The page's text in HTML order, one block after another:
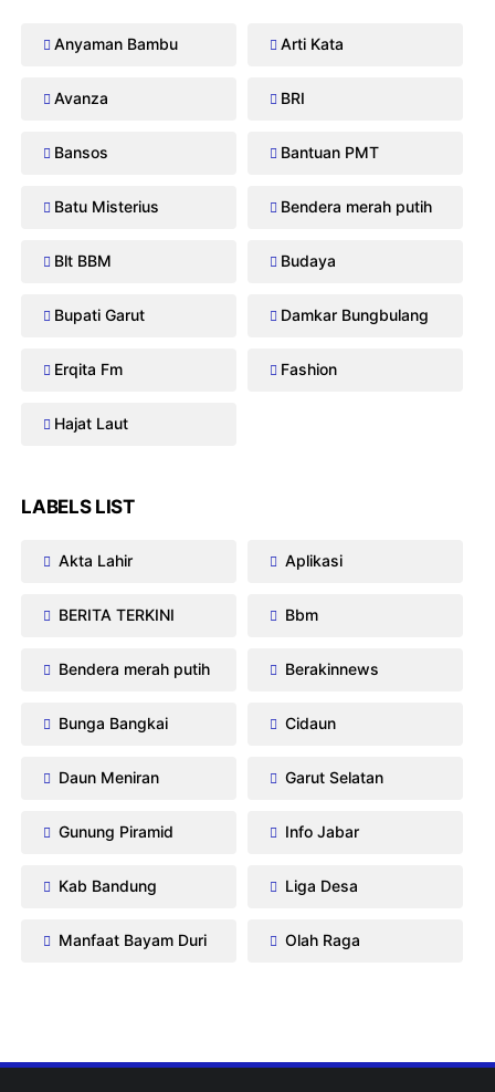
Anyaman Bambu Arti Kata
Avanza BRI
Bansos Bantuan PMT
Batu Misterius Bendera merah putih
Blt BBM Budaya
Bupati Garut Damkar Bungbulang
Erqita Fm Fashion
Hajat Laut
LABELS LIST
Akta Lahir Aplikasi
BERITA TERKINI Bbm
Bendera merah putih Berakinnews
Bunga Bangkai Cidaun
Daun Meniran Garut Selatan
Gunung Piramid Info Jabar
Kab Bandung Liga Desa
Manfaat Bayam Duri Olah Raga